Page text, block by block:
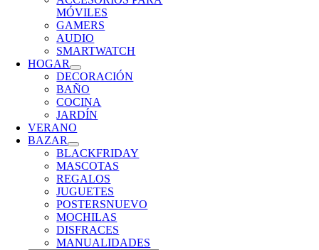
MÓVILES
GAMERS
AUDIO
SMARTWATCH
HOGAR
DECORACIÓN
BAÑO
COCINA
JARDÍN
VERANO
BAZAR
BLACKFRIDAY
MASCOTAS
REGALOS
JUGUETES
POSTERSNUEVO
MOCHILAS
DISFRACES
MANUALIDADES